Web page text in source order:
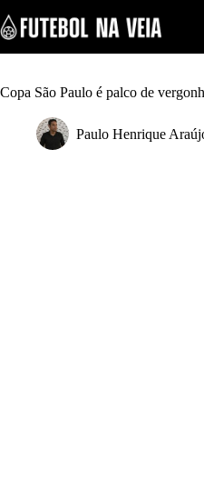
k
i
p
o
Copa São Paulo é palco de
Paulo Henrique